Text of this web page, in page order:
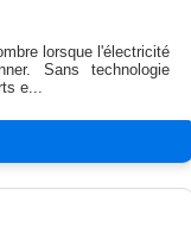
lorsque l'électricité
Sans technologie
e...